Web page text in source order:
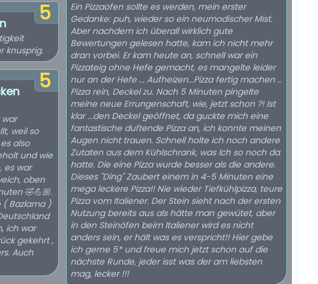
5
knusprig.
5
weil so
also
und wie
es war
oben
🤣💪🏼.
( Bazlama )
ich war
gekehrt ,
Auch
Ein Pizzaofen sollte es werden, mein erster
Gedanke: puh, wieder so ein neumodischer Mist.
Aber nachdem ich überall wirklich gute
Bewertungen gelesen hatte, kam ich nicht mehr
dran vorbei. Er kam heute an, schnell war ein
Pizzateig ohne Hefe gemacht, es mangelte leider
nur an der Hefe ... Aufheizen...Pizza fertig machen ..
Pizza rein, Deckel zu. Nach 5 Minuten pingelte
meine neue Errungenschaft, wie, jetzt schon ?! Ist
klar ...den Deckel geöffnet, da guckte mich eine
fantastische duftende Pizza an, ich konnte meinen
Augen nicht trauen. Schnell holte ich noch andere
Zutaten aus dem Kühlschrank, was Ich so noch da
hatte. Die eine Pizza wurde besser als die andere.
Dieses "Ding" Zaubert einem in 4-5 Minuten eine
mega leckere Pizza!! Nie wieder Tiefkühlpizza, teure
Pizza vom Italiener. Der Stein sieht nach der ersten
Nutzung bereits aus als hätte man gewütet, aber
in den Steinöfen beim Italiener wird es nicht
anders sein, er hält was es verspricht!! Hier gebe
ich gerne 5* und freue mich jetzt schon auf die
nächste Runde, jeder isst was der am liebsten
mag, lecker !!!